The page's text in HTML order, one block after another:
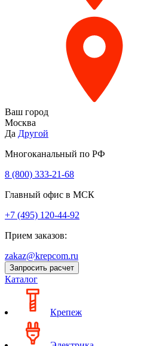
Ваш город
Москва
Да Другой
Многоканальный по РФ
8 (800) 333‑21-68
Главный офис в МСК
+7 (495) 120-44-92
Прием заказов:
zakaz@krepcom.ru
Запросить расчет
Каталог
Крепеж